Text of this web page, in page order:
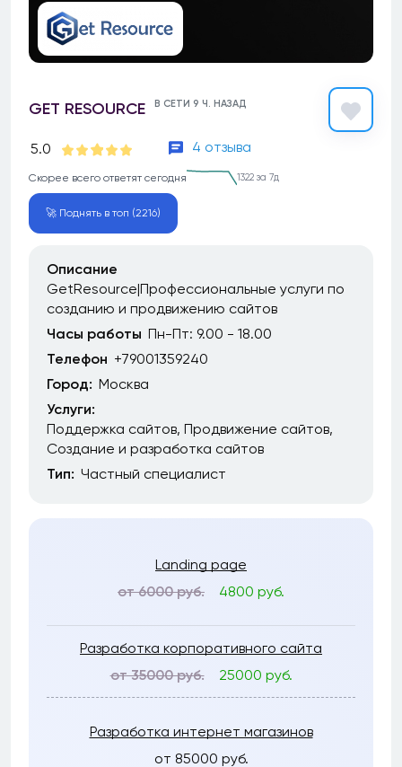
GET RESOURCE В СЕТИ 9 Ч. НАЗАД
5.0 4 отзыва
Скорее всего ответят сегодня 1322 за 7д
🚀 Поднять в топ (2216)
Описание
GetResource|Профессиональные услуги по
созданию и продвижению сайтов
Часы работы Пн-Пт: 9.00 - 18.00
Телефон +79001359240
Город: Москва
Услуги:
Поддержка сайтов Продвижение сайтов
Создание и разработка сайтов
Тип: Частный специалист
Landing page
от 6000 руб.
4800 руб.
Разработка корпоративного сайта
от 35000 руб.
25000 руб.
Разработка интернет магазинов
от 85000 руб.